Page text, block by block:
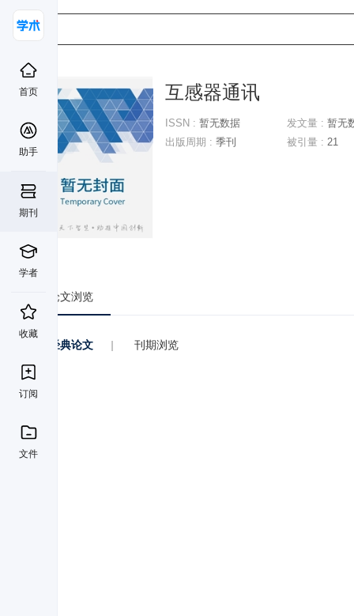
首页
助手
期刊
学者
收藏
订阅
文件
互感器通讯
ISSN : 暂无数据
出版周期 : 季刊
发文量 : 暂无
被引量 : 21
论文浏览
经典论文 | 刊期浏览